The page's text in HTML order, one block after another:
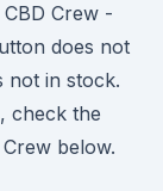
Crew -
does not
not in stock.
check the
below.